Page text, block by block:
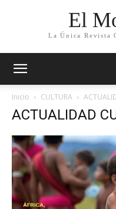
El
La Única Revista
Inicio CULTURA
ACTUALIDAD